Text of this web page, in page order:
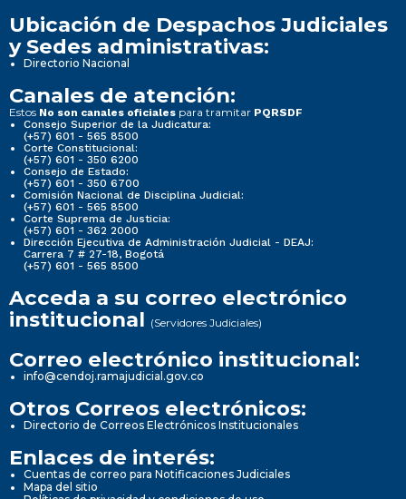
Ubicación de Despachos Judiciales
y Sedes administrativas:
Directorio Nacional
Canales de atención:
Estos No son canales oficiales para tramitar PQRSDF
Consejo Superior de la Judicatura:
(+57) 601 - 565 8500
Corte Constitucional:
(+57) 601 - 350 6200
Consejo de Estado:
(+57) 601 - 350 6700
Comisión Nacional de Disciplina Judicial:
(+57) 601 - 565 8500
Corte Suprema de Justicia:
(+57) 601 - 362 2000
Dirección Ejecutiva de Administración Judicial - DEAJ:
Carrera 7 # 27-18, Bogotá
(+57) 601 - 565 8500
Acceda a su correo electrónico
institucional (Servidores Judiciales)
Correo electrónico institucional:
info@cendoj.ramajudicial.gov.co
Otros Correos electrónicos:
Directorio de Correos Electrónicos Institucionales
Enlaces de interés:
Cuentas de correo para Notificaciones Judiciales
Mapa del sitio